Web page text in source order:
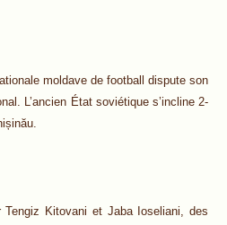
moldave de football dispute son
L’ancien État soviétique s’incline 2-
Tengiz Kitovani et Jaba Ioseliani, des